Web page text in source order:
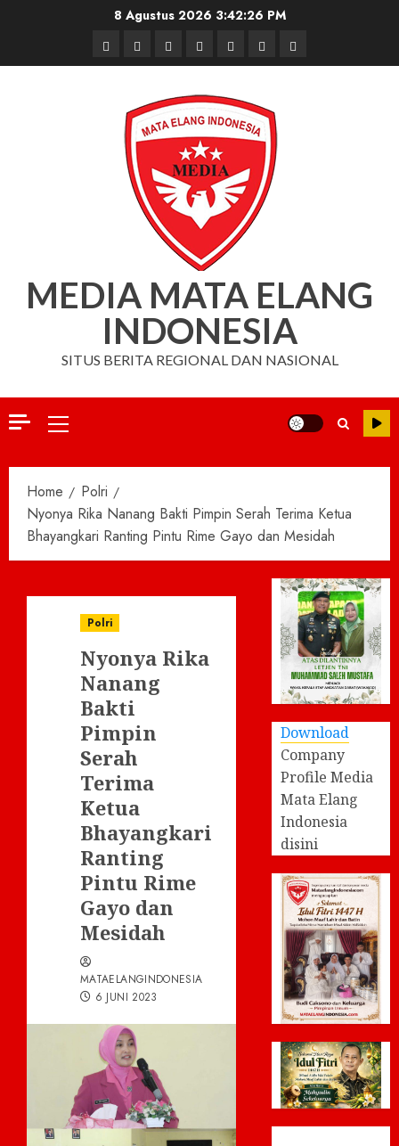
8 Agustus 2026 3:42:27 PM
BerandaNasionalDaerahHukum
dan
Kriminal
Pendidikan
Box
Redaksi
Iklan
MEDIA MATA ELANG
INDONESIA
SITUS BERITA REGIONAL DAN NASIONAL
Primary
Home
Polri
Nyonya Rika Nanang Bakti Pimpin Serah Terima Ketua
Bhayangkari Ranting Pintu Rime Gayo dan Mesidah
Polri
Nyonya Rika
Nanang
Bakti
Pimpin
Serah
Terima
Ketua
Bhayangkari
Ranting
Pintu Rime
Gayo dan
Mesidah
MATAELANGINDONESIA
6 JUNI 2023
Download
Company
Profile Media
Mata Elang
Indonesia
disini